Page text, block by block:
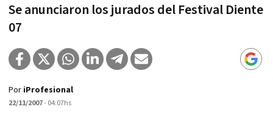
Se anunciaron los jurados del Festival Diente
07
Por iProfesional
22/11/2007- 04:07hs